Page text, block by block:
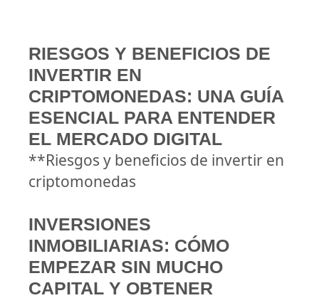
RIESGOS Y BENEFICIOS DE
INVERTIR EN
CRIPTOMONEDAS: UNA GUÍA
ESENCIAL PARA ENTENDER
EL MERCADO DIGITAL
**Riesgos y beneficios de invertir en
criptomonedas
INVERSIONES
INMOBILIARIAS: CÓMO
EMPEZAR SIN MUCHO
CAPITAL Y OBTENER